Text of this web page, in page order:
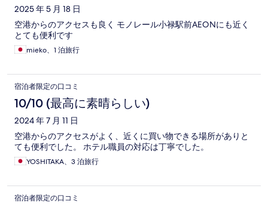
2025 年 5 月 18 日
空港からのアクセスも良く モノレール小禄駅前AEONにも近く
とても便利です
mieko、1 泊旅行
宿泊者限定の口コミ
10/10 (最高に素晴らしい)
2024 年 7 月 11 日
空港からのアクセスがよく、近くに買い物できる場所がありと
ても便利でした。 ホテル職員の対応は丁寧でした。
YOSHITAKA、3 泊旅行
宿泊者限定の口コミ